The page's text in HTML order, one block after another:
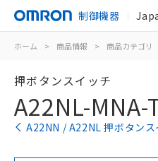
制御機器
ホーム > 商品情報 > 商品カテゴリ
押ボタンスイッチ
A22NL-MNA-
A22NN / A22NL 押ボタン